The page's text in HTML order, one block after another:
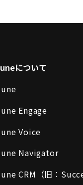
について
Engage
Voice
Navigator
CRM（旧：